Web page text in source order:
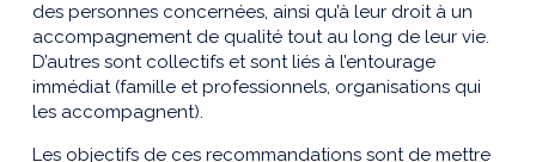
des personnes concernées, ainsi qu’à leur droit à un
accompagnement de qualité tout au long de leur vie.
D’autres sont collectifs et sont liés à l’entourage
immédiat (famille et professionnels, organisations qui
les accompagnent).
Les objectifs de ces recommandations sont de mettre